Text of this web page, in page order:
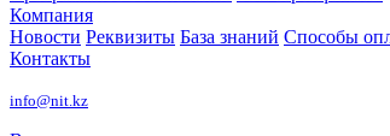
Компания
Новости Реквизиты База знаний Способы
Контакты
info@nit.kz